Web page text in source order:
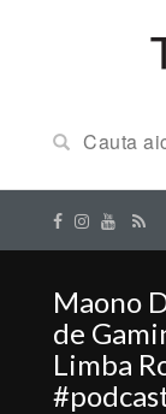
Maono
de
Limba